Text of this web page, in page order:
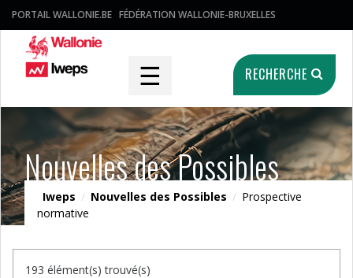
PORTAIL WALLONIE.BE FÉDÉRATION WALLONIE-BRUXELLES
☰ RECHERCHE
Nouvelles des Possibles
Iweps / Nouvelles des Possibles / Prospective
normative
193 élément(s) trouvé(s)